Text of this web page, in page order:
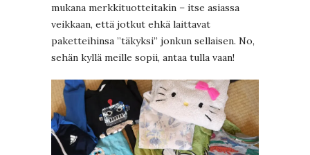
mukana merkkituotteitakin – itse asiassa
veikkaan, että jotkut ehkä laittavat
paketteihinsa ”täkyksi” jonkun sellaisen. No,
sehän kyllä meille sopii, antaa tulla vaan!